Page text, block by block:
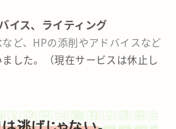
イス、ライティング
ど、HPの添削やアドバイスなど
ました。（現在サービスは休止し